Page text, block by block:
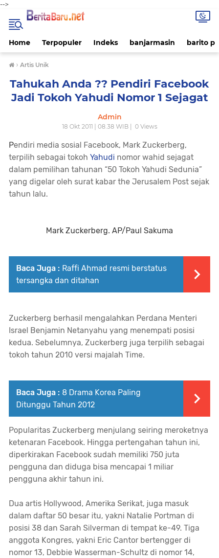
-->
Home Terpopuler Indeks banjarmasin barito
› Artis Unik
Tahukah Anda ?? Pendiri Facebook
Jadi Tokoh Yahudi Nomor 1 Sejagat
Admin
18 Okt 2011 | 08.38 WIB | 0Views
Pendiri media sosial Facebook, Mark Zuckerberg,
terpilih sebagai tokoh Yahudi nomor wahid sejagat
dalam pemilihan tahunan “50 Tokoh Yahudi Sedunia”
yang digelar oleh surat kabar the Jerusalem Post sejak
tahun lalu.
Mark Zuckerberg. AP/Paul Sakuma
Baca Juga : Raffi Ahmad resmi berstatus
tersangka dan ditahan
Zuckerberg berhasil mengalahkan Perdana Menteri
Israel Benjamin Netanyahu yang menempati posisi
kedua. Sebelumnya, Zuckerberg juga terpilih sebagai
tokoh tahun 2010 versi majalah Time.
Baca Juga : 8 Drama Korea Paling
Ditunggu Tahun 2012
Popularitas Zuckerberg menjulang seiring meroketnya
ketenaran Facebook. Hingga pertengahan tahun ini,
diperkirakan Facebook sudah memiliki 750 juta
pengguna dan diduga bisa mencapai 1 miliar
pengguna akhir tahun ini.
Dua artis Hollywood, Amerika Serikat, juga masuk
dalam daftar 50 besar itu, yakni Natalie Portman di
posisi 38 dan Sarah Silverman di tempat ke-49. Tiga
anggota Kongres, yakni Eric Cantor bertengger di
nomor 13, Debbie Wasserman-Schultz di nomor 14,